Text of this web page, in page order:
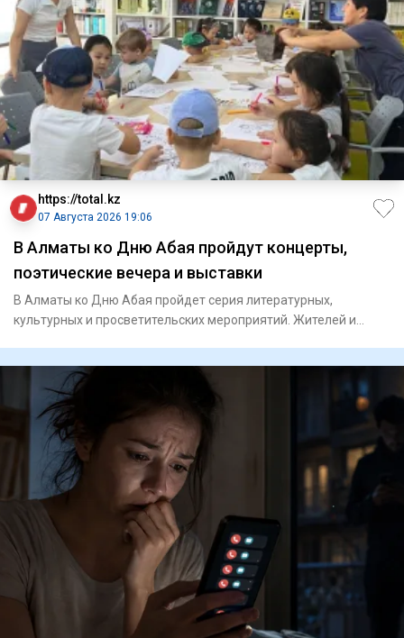
https://total.kz
07 Августа 2026 19:06
В Алматы ко Дню Абая пройдут концерты,
поэтические вечера и выставки
В Алматы ко Дню Абая пройдет серия литературных,
культурных и просветительских мероприятий. Жителей и